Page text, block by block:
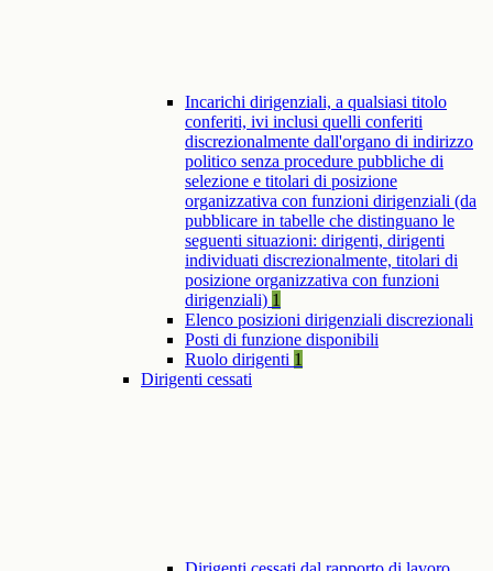
Incarichi dirigenziali, a qualsiasi titolo
conferiti, ivi inclusi quelli conferiti
discrezionalmente dall'organo di indirizzo
politico senza procedure pubbliche di
selezione e titolari di posizione
organizzativa con funzioni dirigenziali (da
pubblicare in tabelle che distinguano le
seguenti situazioni: dirigenti, dirigenti
individuati discrezionalmente, titolari di
posizione organizzativa con funzioni
dirigenziali) 1
Elenco posizioni dirigenziali discrezionali
Posti di funzione disponibili
Ruolo dirigenti 1
Dirigenti cessati